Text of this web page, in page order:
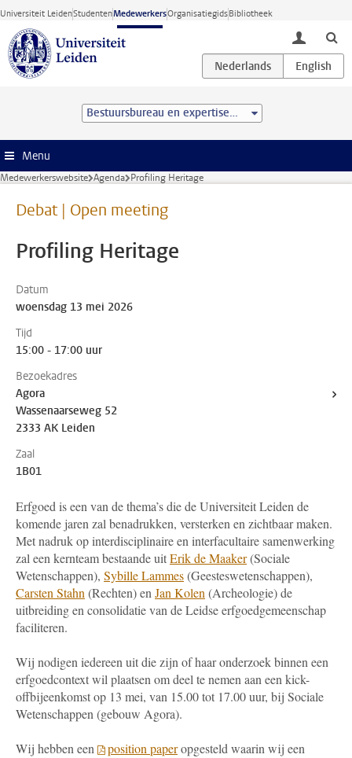
Ga direct naar de inhoud
Universiteit LeidenStudentenMedewerkersOrganisatiegidsBibliotheek
toggle
Bestuursbureau en expertisecentra
Menu
Medewerkerswebsite Agenda Profiling Heritage
Debat | Open meeting
Profiling Heritage
Datum
woensdag 13 mei 2026
Tijd
15:00 - 17:00 uur
Bezoekadres
Agora
Wassenaarseweg 52
2333 AK Leiden
Zaal
1B01
Erfgoed is een van de thema’s die de Universiteit Leiden de
komende jaren zal benadrukken, versterken en zichtbaar maken.
Met nadruk op interdisciplinaire en interfacultaire samenwerking
zal een kernteam bestaande uitErik de Maaker(Sociale
Wetenschappen), Sybille Lammes(Geesteswetenschappen),
Carsten Stahn (Rechten) en Jan Kolen (Archeologie) de
uitbreiding en consolidatie van de Leidse erfgoedgemeenschap
faciliteren.
Wij nodigen iedereen uit die zijn of haar onderzoek binnen een
erfgoedcontext wil plaatsen om deel te nemen aan een kick-
offbijeenkomst op 13 mei, van 15.00 tot 17.00 uur, bij Sociale
Wetenschappen (gebouw Agora).
Wij hebben een position paperopgesteld waarin wij een